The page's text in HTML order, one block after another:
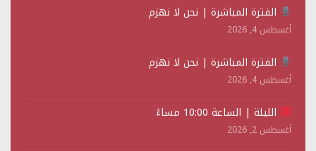
الفترة المباشرة | نحن لا نهزم
أغسطس 4, 2026
الفترة المباشرة | نحن لا نهزم
أغسطس 4, 2026
الليلة | الساعة 10:00 مساءً
أغسطس 2, 2026